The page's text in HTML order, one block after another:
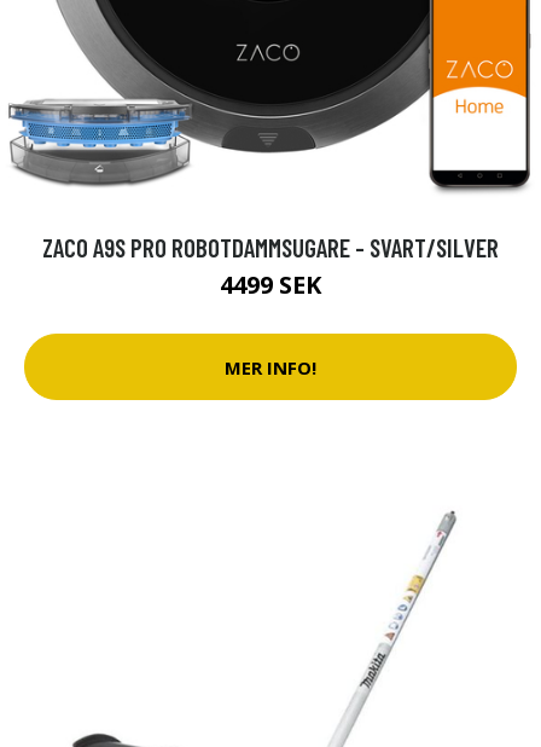
ZACO A9S PRO ROBOTDAMMSUGARE - SVART/SILVER
4499 SEK
MER INFO!